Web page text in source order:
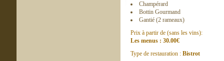
Champérard
Bottin Gourmand
Gantié (2 rameaux)
Prix à partir de (sans les vins):
Les menus : 30.00€
Type de restauration : Bistrot